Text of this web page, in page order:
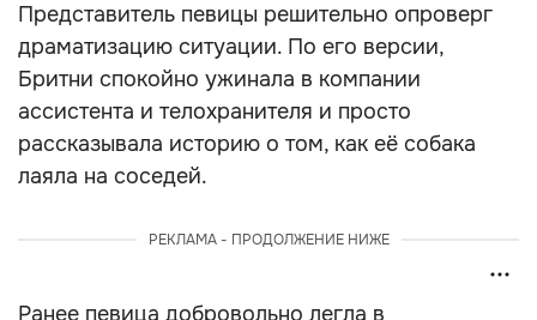
Представитель певицы решительно опроверг
драматизацию ситуации. По его версии,
Бритни спокойно ужинала в компании
ассистента и телохранителя и просто
рассказывала историю о том, как её собака
лаяла на соседей.
РЕКЛАМА - ПРОДОЛЖЕНИЕ НИЖЕ
Ранее певица добровольно легла в